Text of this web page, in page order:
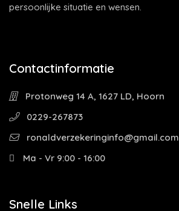
persoonlijke situatie en wensen.
Contactinformatie
Protonweg 14 A, 1627 LD, Hoorn
0229-267873
ronaldverzekeringinfo@gmail.com
Ma - Vr 9:00 - 16:00
Snelle Links